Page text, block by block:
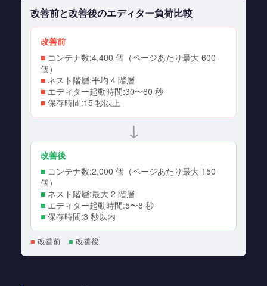
改善前と改善後のエディター負荷比較
改善前
■ コンテナ数:4,400 個（ページあたり最大 600
個）
■ ネスト階層:平均 4 階層
■ エディター起動時間:30〜60 秒
■ 保存時間:15 秒以上
↓
改善後
■ コンテナ数:2,000 個（ページあたり最大 150
個）
■ ネスト階層:最大 2 階層
■ エディター起動時間:5〜8 秒
■ 保存時間:3 秒以内
■ 改善前 ■ 改善後